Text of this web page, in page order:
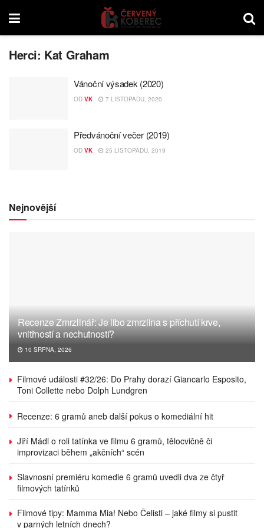
Herci: Kat Graham
Vánoční výsadek (2020)
OD VK 7 LISTOPADU, 2020
Předvánoční večer (2019)
OD VK 25 LISTOPADU, 2019
Nejnovější
Recenze Zmrzlinář: Je libo zmrzlina s příchutí krve,
vnitřností a nechutností?
10 SRPNA, 2026
Filmové události #32/26: Do Prahy dorazí Giancarlo Esposito,
Toni Collette nebo Dolph Lundgren
Recenze: 6 gramů aneb další pokus o komediální hit
Jiří Mádl o roli tatínka ve filmu 6 gramů, tělocvičně či
improvizaci během „akčních“ scén
Slavnosní premiéru komedie 6 gramů uvedli dva ze čtyř
filmových tatínků
Filmové tipy: Mamma Mia! Nebo Čelisti – jaké filmy si pustit
v parných letních dnech?